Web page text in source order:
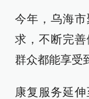
今年，乌海
求，不断完
群众都能享受
康复服务延